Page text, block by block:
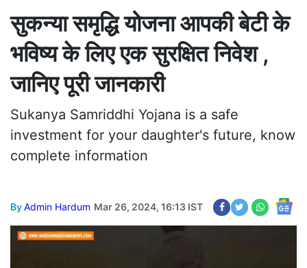
सुकन्या समृद्धि योजना आपकी बेटी के
भविष्य के लिए एक सुरक्षित निवेश ,
जानिए पूरी जानकारी
Sukanya Samriddhi Yojana is a safe
investment for your daughter's future, know
complete information
ByAdmin Hardum Mar 26, 2024, 16:13 IST